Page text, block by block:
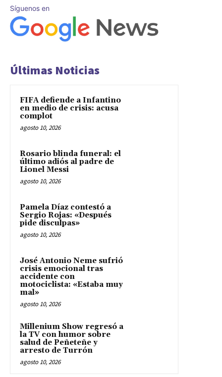
Síguenos en
Últimas Noticias
FIFA defiende a Infantino
en medio de crisis: acusa
complot
agosto 10, 2026
Rosario blinda funeral: el
último adiós al padre de
Lionel Messi
agosto 10, 2026
Pamela Díaz contestó a
Sergio Rojas: «Después
pide disculpas»
agosto 10, 2026
José Antonio Neme sufrió
crisis emocional tras
accidente con
motociclista: «Estaba muy
mal»
agosto 10, 2026
Millenium Show regresó a
la TV con humor sobre
salud de Peñeteñe y
arresto de Turrón
agosto 10, 2026